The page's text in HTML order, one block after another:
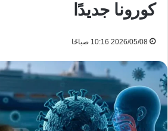
كورونا جديدًا
2026/05/08 10:16 صباحًا